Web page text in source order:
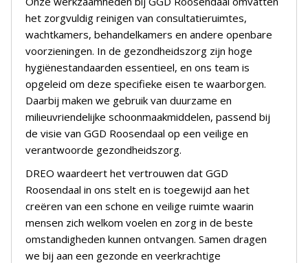
het zorgvuldig reinigen van consultatieruimtes,
wachtkamers, behandelkamers en andere openbare
voorzieningen. In de gezondheidszorg zijn hoge
hygiënestandaarden essentieel, en ons team is
opgeleid om deze specifieke eisen te waarborgen.
Daarbij maken we gebruik van duurzame en
milieuvriendelijke schoonmaakmiddelen, passend bij
de visie van GGD Roosendaal op een veilige en
verantwoorde gezondheidszorg.
DREO waardeert het vertrouwen dat GGD
Roosendaal in ons stelt en is toegewijd aan het
creëren van een schone en veilige ruimte waarin
mensen zich welkom voelen en zorg in de beste
omstandigheden kunnen ontvangen. Samen dragen
we bij aan een gezonde en veerkrachtige